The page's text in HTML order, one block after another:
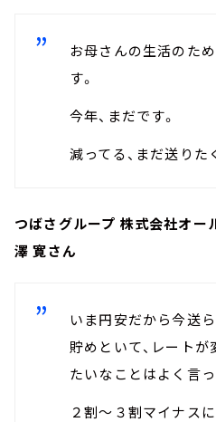
お母さんの生活のた
す。
今年、まだです。
減ってる、まだ送りた
つばさグループ 株式会社オー
澤 寛さん
いま円安だから今送
貯めといて、レート
たいなことはよく言っ
２割～３割マイナス